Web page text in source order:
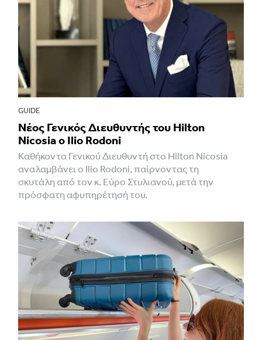
GUIDE
Νέος Γενικός Διευθυντής του Hilton
Nicosia ο Ilio Rodoni
Καθήκοντα Γενικού Διευθυντή στο Hilton Nicosia
αναλαμβάνει ο Ilio Rodoni, παίρνοντας τη
σκυτάλη από τον κ. Εύρο Στυλιανού, μετά την
πρόσφατη αφυπηρέτησή του.